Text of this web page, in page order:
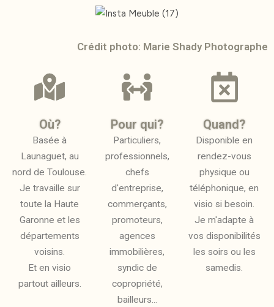
Crédit photo: Marie Shady Photographe
Où?
Basée à
Launaguet, au
nord de Toulouse.
Je travaille sur
toute la Haute
Garonne et les
départements
voisins.
Et en visio
partout ailleurs.
Pour qui?
Particuliers,
professionnels,
chefs
d'entreprise,
commerçants,
promoteurs,
agences
immobilières,
syndic de
copropriété,
bailleurs...
Quand?
Disponible en
rendez-vous
physique ou
téléphonique, en
visio si besoin.
Je m'adapte à
vos disponibilités
les soirs ou les
samedis.